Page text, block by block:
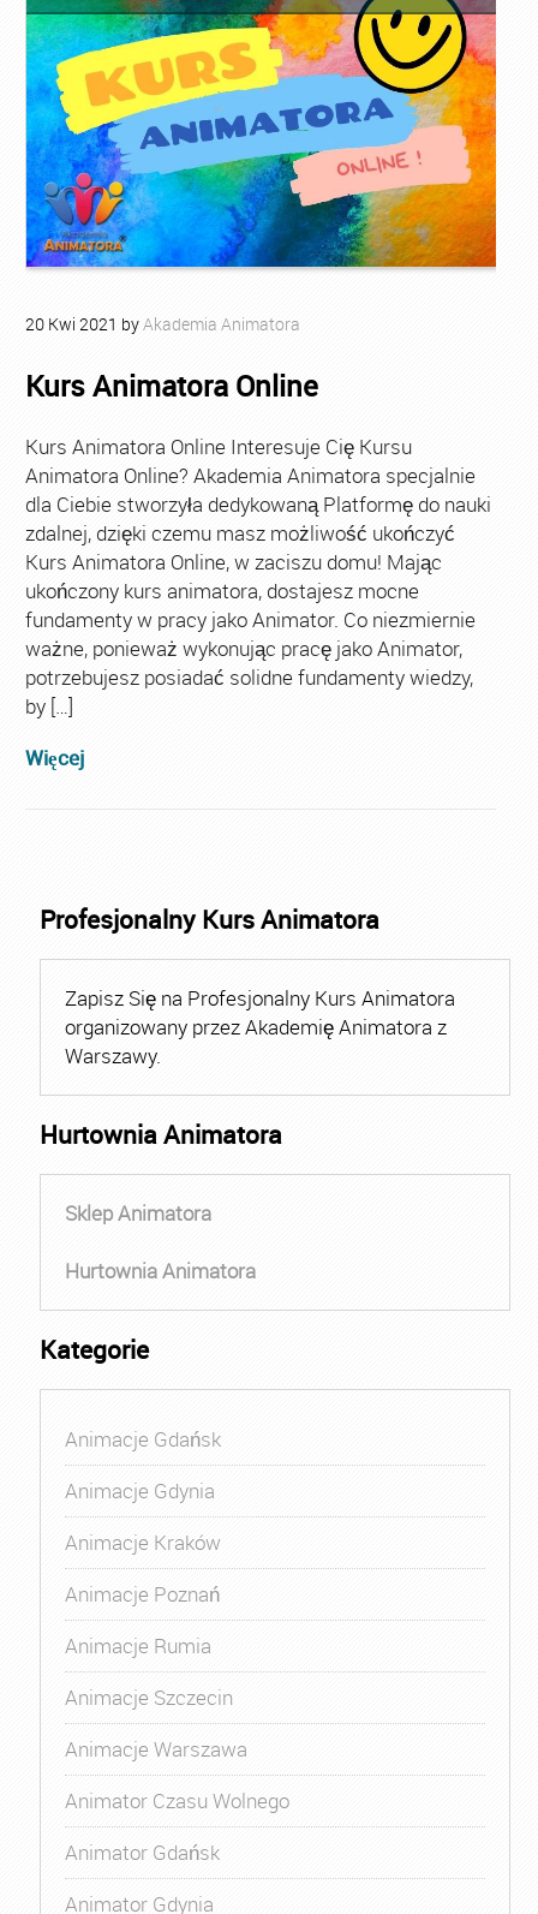
20 Kwi 2021 byAkademia Animatora
Kurs Animatora Online
Kurs Animatora Online Interesuje Cię Kursu
Animatora Online? Akademia Animatora specjalnie
dla Ciebie stworzyła dedykowaną Platformę do nauki
zdalnej, dzięki czemu masz możliwość ukończyć
Kurs Animatora Online, w zaciszu domu! Mając
ukończony kurs animatora, dostajesz mocne
fundamenty w pracy jako Animator. Co niezmiernie
ważne, ponieważ wykonując pracę jako Animator,
potrzebujesz posiadać solidne fundamenty wiedzy,
by […]
Więcej
Profesjonalny Kurs Animatora
Zapisz Się na Profesjonalny Kurs Animatora
organizowany przez Akademię Animatora z
Warszawy.
Hurtownia Animatora
Sklep Animatora
Hurtownia Animatora
Kategorie
Animacje Gdańsk
Animacje Gdynia
Animacje Kraków
Animacje Poznań
Animacje Rumia
Animacje Szczecin
Animacje Warszawa
Animator Czasu Wolnego
Animator Gdańsk
Animator Gdynia